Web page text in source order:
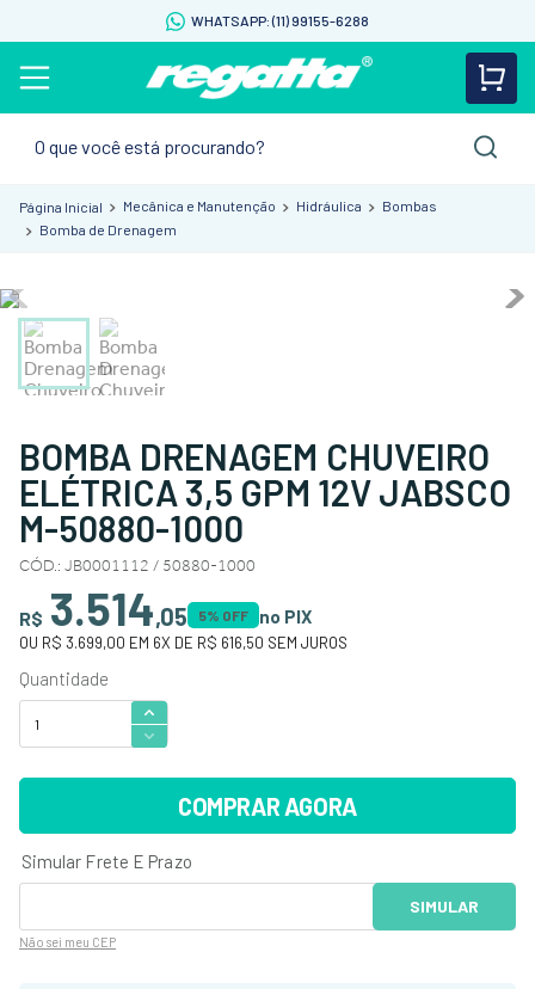
WHATSAPP: (11) 99155-6288
Mecânica e Manutenção Hidráulica
Bombas
Bomba de Drenagem
BOMBA DRENAGEM CHUVEIRO
ELÉTRICA 3,5 GPM 12V JABSCO
M-50880-1000
CÓD.: JB0001112 / 50880-1000
R$ 3.514,05 5% OFF no PIX
OU R$ 3.699,00 EM 6X DE R$ 616,50 SEM JUROS
COMPRAR AGORA
Não sei meu CEP